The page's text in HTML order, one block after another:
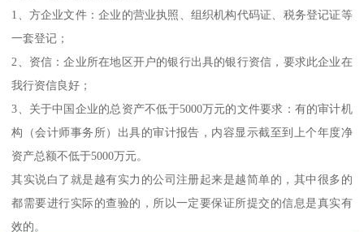
1、方企业文件：企业的营业执照、组织机构代码证、税务登记证等
一套登记；
2、资信：企业所在地区开户的银行出具的银行资信，要求此企业在
我行资信良好；
3、关于中国企业的总资产不低于5000万元的文件要求：有的审计机
构（会计师事务所）出具的审计报告，内容显示截至到上个年度净
资产总额不低于5000万元。
其实说白了就是越有实力的公司注册起来是越简单的，其中很多的
都需要进行实际的查验的，所以一定要保证所提交的信息是真实有
效的。